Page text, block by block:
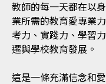
教師的每一天都在以
業所需的教育愛專業
考力、實踐力、學習
遷與學校教育發展。
這是一條充滿信念和